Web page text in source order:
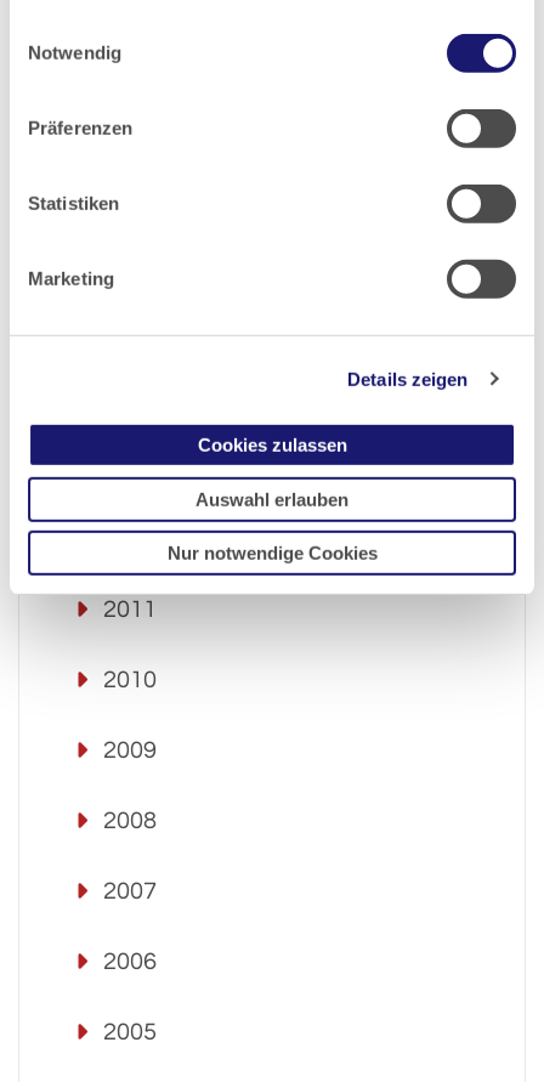
Notwendig
Präferenzen
Statistiken
Marketing
Details zeigen
Cookies zulassen
Auswahl erlauben
Nur notwendige Cookies
2019
2013
2012
2011
2010
2009
2008
2007
2006
2005